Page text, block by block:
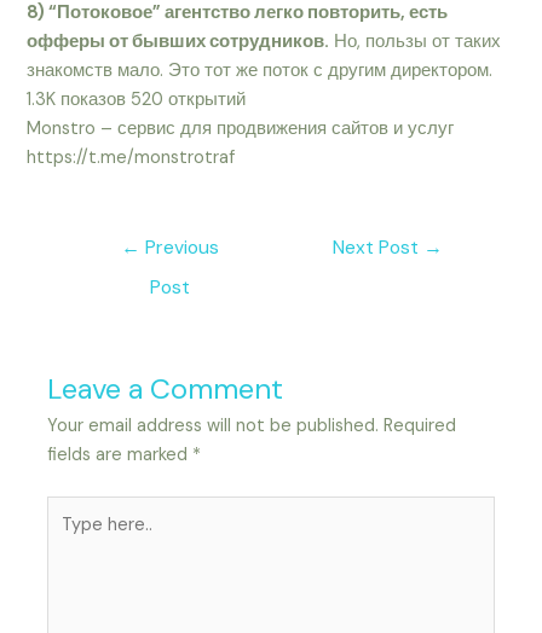
8) “Потоковое” агентство легко повторить, есть
офферы от бывших сотрудников. Но, пользы от таких
знакомств мало. Это тот же поток с другим директором.
1.3K показов 520 открытий
Monstro – сервис для продвижения сайтов и услуг
https://t.me/monstrotraf
← Previous
Post
Next Post →
Leave a Comment
Your email address will not be published. Required
fields are marked *
here..